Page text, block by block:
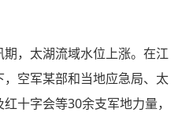
，太湖流域水位上涨。在江
空军某部和当地应急局、太
十字会等30余支军地力量，